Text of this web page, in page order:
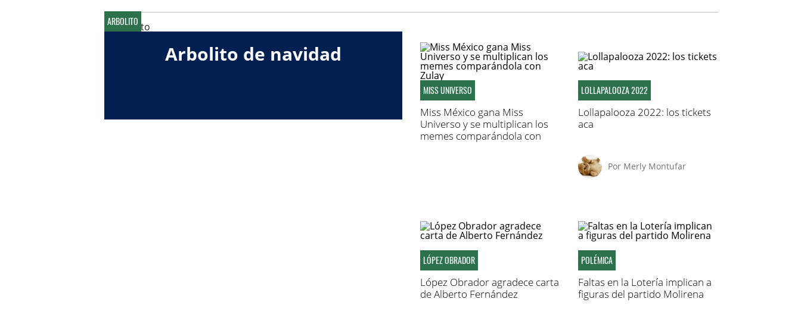
ARBOLITO
Arbolito de navidad
MISS UNIVERSO
Miss México gana Miss
Universo y se multiplican los
memes comparándola con
LOLLAPALOOZA 2022
Lollapalooza 2022: los tickets
aca
Por Merly Montufar
LÓPEZ OBRADOR
López Obrador agradece carta
de Alberto Fernández
POLÉMICA
Faltas en la Lotería implican a
figuras del partido Molirena